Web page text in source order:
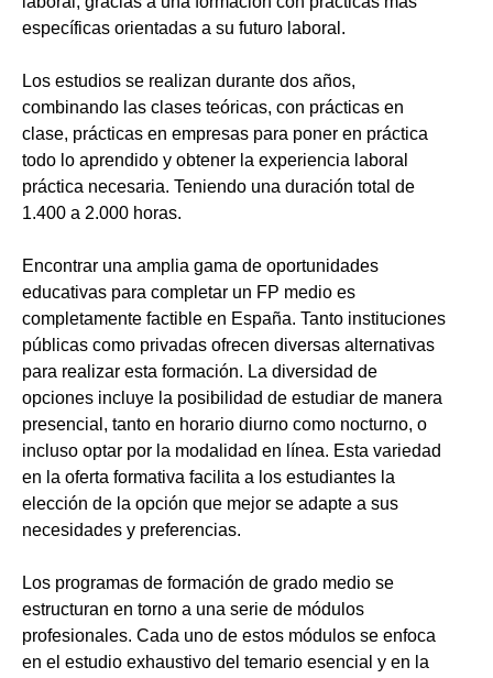
específicas orientadas a su futuro laboral.
Los estudios se realizan durante dos años,
combinando las clases teóricas, con prácticas en
clase, prácticas en empresas para poner en práctica
todo lo aprendido y obtener la experiencia laboral
práctica necesaria. Teniendo una duración total de
1.400 a 2.000 horas.
Encontrar una amplia gama de oportunidades
educativas para completar un FP medio es
completamente factible en España. Tanto instituciones
públicas como privadas ofrecen diversas alternativas
para realizar esta formación. La diversidad de
opciones incluye la posibilidad de estudiar de manera
presencial, tanto en horario diurno como nocturno, o
incluso optar por la modalidad en línea. Esta variedad
en la oferta formativa facilita a los estudiantes la
elección de la opción que mejor se adapte a sus
necesidades y preferencias.
Los programas de formación de grado medio se
estructuran en torno a una serie de módulos
profesionales. Cada uno de estos módulos se enfoca
en el estudio exhaustivo del temario esencial y en la